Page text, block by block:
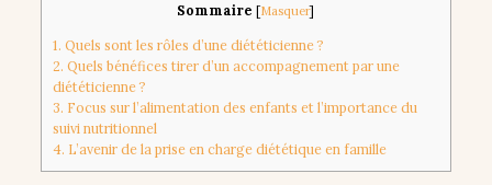
Sommaire [Masquer]
1. Quels sont les rôles d’une diététicienne ?
2. Quels bénéfices tirer d’un accompagnement par une
diététicienne ?
3. Focus sur l’alimentation des enfants et l’importance du
suivi nutritionnel
4. L’avenir de la prise en charge diététique en famille